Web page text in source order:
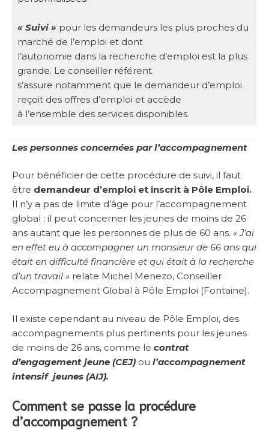
« Suivi » pour les demandeurs les plus proches du
marché de l’emploi et dont
l’autonomie dans la recherche d’emploi est la plus
grande. Le conseiller référent
s’assure notamment que le demandeur d’emploi
reçoit des offres d’emploi et accède
à l’ensemble des services disponibles.
Les personnes concernées par l’accompagnement
Pour bénéficier de cette procédure de suivi, il faut
être demandeur d’emploi et inscrit à Pôle Emploi.
Il n’y a pas de limite d’âge pour l’accompagnement
global : il peut concerner les jeunes de moins de 26
ans autant que les personnes de plus de 60 ans. « J’ai
en effet eu à accompagner un monsieur de 66 ans qui
était en difficulté financière et qui était à la recherche
d’un travail » relate Michel Menezo, Conseiller
Accompagnement Global à Pôle Emploi (Fontaine).
Il existe cependant au niveau de Pôle Emploi, des
accompagnements plus pertinents pour les jeunes
de moins de 26 ans, comme le contrat
d’engagement jeune (CEJ) ou l’accompagnement
intensif jeunes (AIJ).
Comment se passe la procédure
d’accompagnement ?